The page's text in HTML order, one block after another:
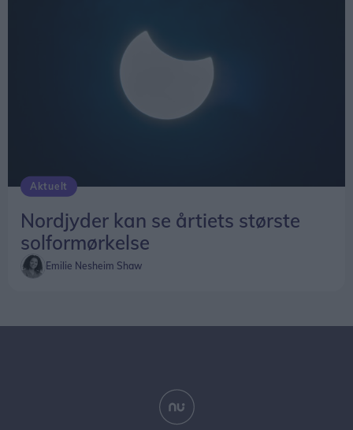
Aktuelt
Nordjyder kan se årtiets største
solformørkelse
Emilie Nesheim Shaw